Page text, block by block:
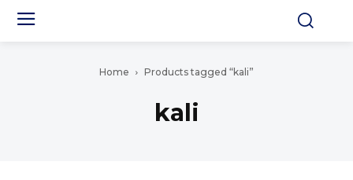
Home Products tagged “kali”
kali